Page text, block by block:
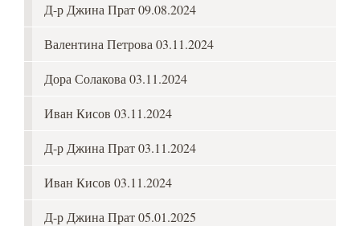
Д-р Джина Прат 09.08.2024
Валентина Петрова 03.11.2024
Дора Солакова 03.11.2024
Иван Кисов 03.11.2024
Д-р Джина Прат 03.11.2024
Иван Кисов 03.11.2024
Д-р Джина Прат 05.01.2025